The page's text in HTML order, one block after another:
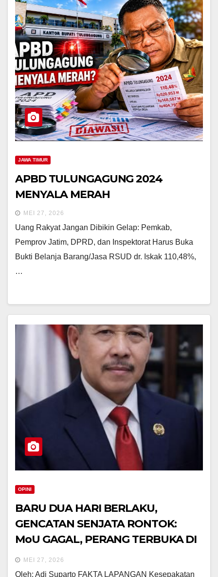
JAWA TIMUR
APBD TULUNGAGUNG 2024
MENYALA MERAH
MEI 27, 2026
Uang Rakyat Jangan Dibikin Gelap: Pemkab,
Pemprov Jatim, DPRD, dan Inspektorat Harus Buka
Bukti Belanja Barang/Jasa RSUD dr. Iskak 110,48%,
…
OPINI
BARU DUA HARI BERLAKU,
GENCATAN SENJATA RONTOK:
MoU GAGAL, PERANG TERBUKA DI
DEPAN MATA
MEI 27, 2026
Oleh: Adi Suparto FAKTA LAPANGAN Kesepakatan